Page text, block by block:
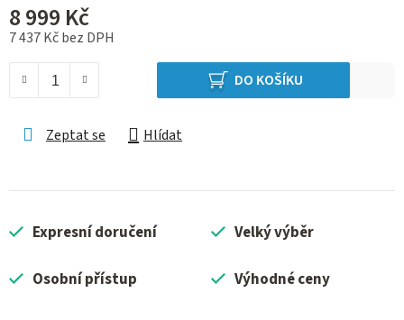
8 999 Kč
7 437 Kč bez DPH
DO KOŠÍKU
Zeptat se Hlídat
Expresní doručení Velký výběr
Osobní přístup Výhodné ceny